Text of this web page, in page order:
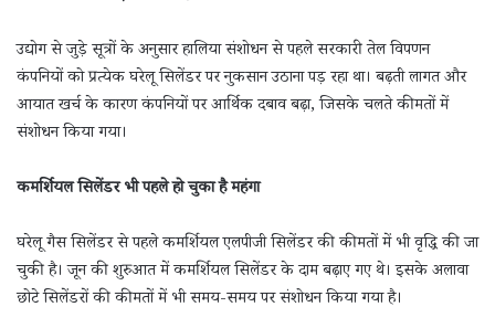
उद्योग से जुड़े सूत्रों के अनुसार हालिया संशोधन से पहले सरकारी तेल विपणन
कंपनियों को प्रत्येक घरेलू सिलेंडर पर नुकसान उठाना पड़ रहा था। बढ़ती लागत और
आयात खर्च के कारण कंपनियों पर आर्थिक दबाव बढ़ा, जिसके चलते कीमतों में
संशोधन किया गया।
कमर्शियल सिलेंडर भी पहले हो चुका है महंगा
घरेलू गैस सिलेंडर से पहले कमर्शियल एलपीजी सिलेंडर की कीमतों में भी वृद्धि की जा
चुकी है। जून की शुरुआत में कमर्शियल सिलेंडर के दाम बढ़ाए गए थे। इसके अलावा
छोटे सिलेंडरों की कीमतों में भी समय-समय पर संशोधन किया गया है।